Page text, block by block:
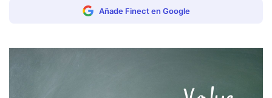
Añade Finect en Google